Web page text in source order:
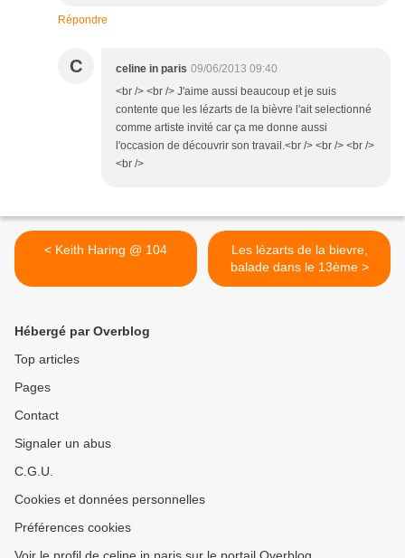
Répondre
C celine in paris 09/06/2013 09:40
<br /> <br /> J'aime aussi beaucoup et je suis
contente que les lézarts de la bièvre l'ait selectionné
comme artiste invité car ça me donne aussi
l'occasion de découvrir son travail.<br /> <br /> <br />
<br />
< Keith Haring @ 104
Les lézarts de la bievre,
balade dans le 13ème >
Hébergé par Overblog
Top articles
Pages
Contact
Signaler un abus
C.G.U.
Cookies et données personnelles
Préférences cookies